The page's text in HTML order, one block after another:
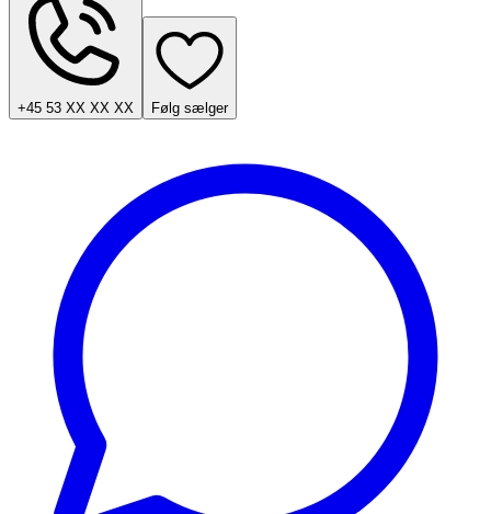
+45 53 XX XX XX Følg sælger